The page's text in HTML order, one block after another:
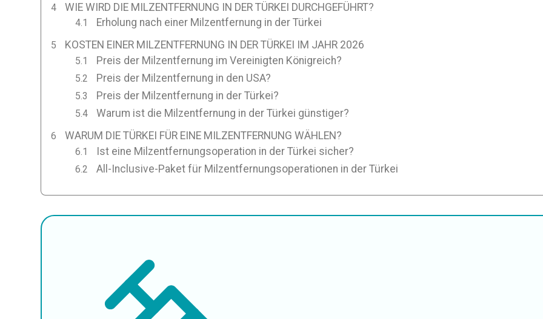
WIE WIRD DIE MILZENTFERNUNG IN DER TÜRKEI DURCHGEFÜHRT?
Erholung nach einer Milzentfernung in der Türkei
KOSTEN EINER MILZENTFERNUNG IN DER TÜRKEI IM JAHR 2026
Preis der Milzentfernung im Vereinigten Königreich?
Preis der Milzentfernung in den USA?
Preis der Milzentfernung in der Türkei?
Warum ist die Milzentfernung in der Türkei günstiger?
WARUM DIE TÜRKEI FÜR EINE MILZENTFERNUNG WÄHLEN?
Ist eine Milzentfernungsoperation in der Türkei sicher?
All-Inclusive-Paket für Milzentfernungsoperationen in der Türkei